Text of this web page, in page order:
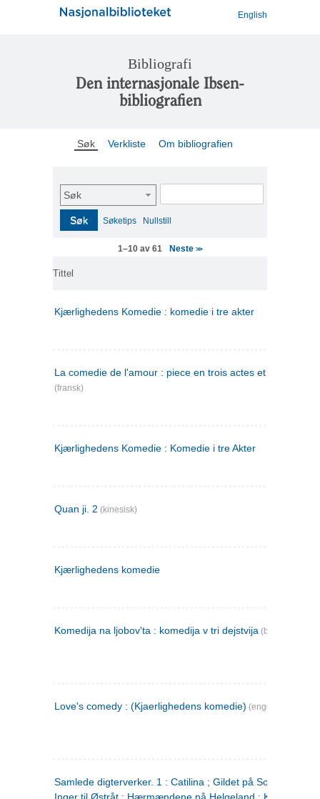
English
Bibliografi
Den internasjonale Ibsen-
bibliografien
Søk Verkliste Om bibliografien
Søk
Søk Søketips Nullstill
1–10 av 61 Neste>>
Tittel
Kjærlighedens Komedie : komedie i tre akter
La comedie de l'amour : piece en trois actes et en vers
(fransk)
Kjærlighedens Komedie : Komedie i tre Akter
Quan ji. 2 (kinesisk)
Kjærlighedens komedie
Komedija na ljobov'ta : komedija v tri dejstvija (bulgarsk)
Love's comedy : (Kjaerlighedens komedie) (engelsk)
Samlede digterverker. 1 : Catilina ; Gildet på Solhaug ; Fru